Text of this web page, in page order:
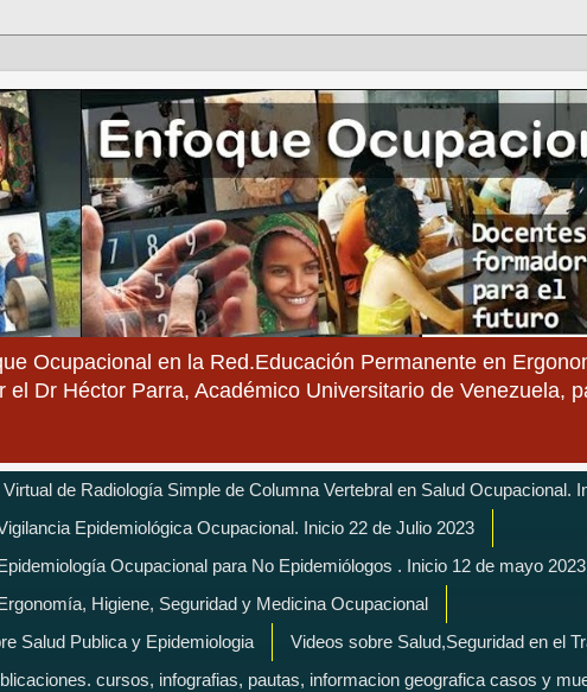
Ocupacional en la Red.Educación Permanente en
el Dr Héctor Parra, Académico Universitario de Venezuela,
de Radiología Simple de Columna Vertebral en Salud Ocupacional.
Epidemiológica Ocupacional. Inicio 22 de Julio 2023
Ocupacional para No Epidemiólogos . Inicio 12 de mayo 2023
Higiene, Seguridad y Medicina Ocupacional
Salud Publica y Epidemiologia
Videos sobre Salud,Seguridad en el
cursos, infografias, pautas, informacion geografica casos y